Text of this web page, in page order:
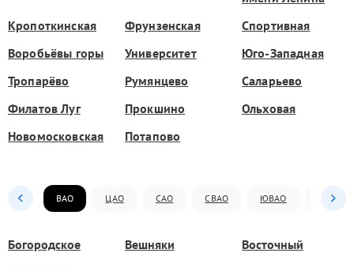
Кропоткинская
Фрунзенская
Спортивная
Воробьёвы горы
Университет
Юго-Западная
Тропарёво
Румянцево
Саларьево
Филатов Луг
Прокшино
Ольховая
Новомосковская
Потапово
ВАО ЦАО САО СВАО ЮВАО ЮАО
Богородское Вешняки
Восточный